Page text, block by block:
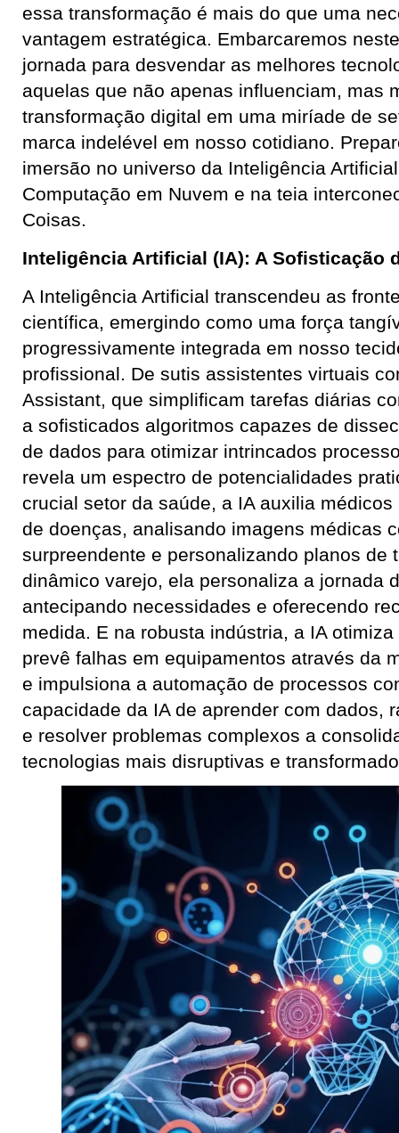
essa transformação é mais do que uma
vantagem estratégica. Embarcaremos
jornada para desvendar as melhores
aquelas que não apenas influenciam, mas
transformação digital em uma miríade de
marca indelével em nosso cotidiano.
imersão no universo da Inteligência
Computação em Nuvem e na teia
Coisas.
Inteligência Artificial (IA): A Sofisticação
A Inteligência Artificial transcendeu as
científica, emergindo como uma força
progressivamente integrada em nosso
profissional. De sutis assistentes virtuais
Assistant, que simplificam tarefas diárias
a sofisticados algoritmos capazes de
de dados para otimizar intrincados
revela um espectro de potencialidades
crucial setor da saúde, a IA auxilia
de doenças, analisando imagens médicas
surpreendente e personalizando planos de
dinâmico varejo, ela personaliza a jornada
antecipando necessidades e oferecendo
medida. E na robusta indústria, a IA
prevê falhas em equipamentos através da
e impulsiona a automação de processos
capacidade da IA de aprender com dados,
e resolver problemas complexos a
tecnologias mais disruptivas e